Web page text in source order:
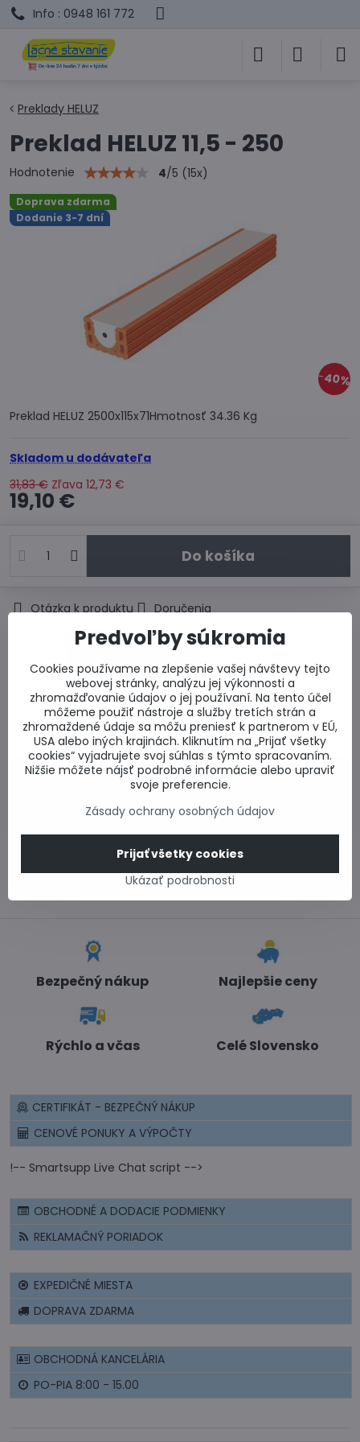
Info : 0948 161 772
Doprava zdarma
Dodanie 3-7 dní
40%
Preklady HELUZ
Preklad HELUZ 11,5 - 250
Hodnotenie 4/5 (15x)
Preklad HELUZ 2500x115x71Hmotnosť 34.36 Kg
Skladom u dodávateľa
31,83 € Zľava 12,73 €
19,10 €
Do košíka
Otázka k produktu Doručenia
Predchádzajúci
produkt
Nasledujúci produkt
0917 969 003
Technické poradenstvo
0948 987 787
info​@lacnestavanie​.sk
Bezpečný nákup Najlepšie ceny
Rýchlo a včas Celé Slovensko
CERTIFIKÁT - BEZPEČNÝ NÁKUP
CENOVÉ PONUKY A VÝPOČTY
!-- Smartsupp Live Chat script -->
OBCHODNÉ A DODACIE PODMIENKY
REKLAMAČNÝ PORIADOK
EXPEDIČNÉ MIESTA
DOPRAVA ZDARMA
OBCHODNÁ KANCELÁRIA
PO-PIA 8:00 - 15.00
Predvoľby súkromia
Cookies používame na zlepšenie vašej návštevy tejto
webovej stránky, analýzu jej výkonnosti a
zhromažďovanie údajov o jej používaní. Na tento účel
môžeme použiť nástroje a služby tretích strán a
zhromaždené údaje sa môžu preniesť k partnerom v EÚ,
USA alebo iných krajinách. Kliknutím na „Prijať všetky
cookies“ vyjadrujete svoj súhlas s týmto spracovaním.
Nižšie môžete nájsť podrobné informácie alebo upraviť
svoje preferencie.
Zásady ochrany osobných údajov
Ukázať podrobnosti
Prijať všetky cookies